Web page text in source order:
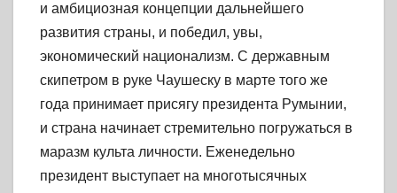
и амбициозная концепции дальнейшего
развития страны, и победил, увы,
экономический национализм. С державным
скипетром в руке Чаушеску в марте того же
года принимает присягу президента Румынии,
и страна начинает стремительно погружаться в
маразм культа личности. Еженедельно
президент выступает на многотысячных